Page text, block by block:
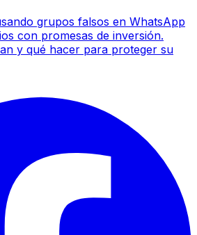
grupos falsos en WhatsApp
con promesas de inversión.
y qué hacer para proteger su